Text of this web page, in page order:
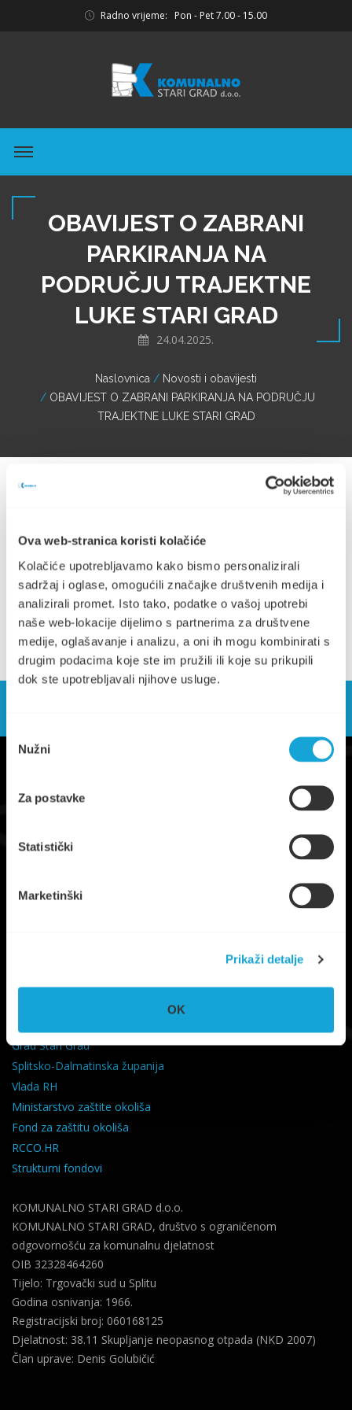
Ova web-stranica koristi kolačiće
Kolačiće upotrebljavamo kako bismo personalizirali
sadržaj i oglase, omogućili značajke društvenih medija i
analizirali promet. Isto tako, podatke o vašoj upotrebi
naše web-lokacije dijelimo s partnerima za društvene
medije, oglašavanje i analizu, a oni ih mogu kombinirati s
drugim podacima koje ste im pružili ili koje su prikupili
dok ste upotrebljavali njihove usluge.
pristanka
Nužni
Za postavke
Statistički
Marketinški
Prikaži detalje
OK
Radno vrijeme: Pon - Pet 7.00 - 15.00
OBAVIJEST O ZABRANI
PARKIRANJA NA
PODRUČJU TRAJEKTNE
LUKE STARI GRAD
24.04.2025.
Naslovnica
Novosti i obavijesti
OBAVIJEST O ZABRANI PARKIRANJA NA PODRUČJU
TRAJEKTNE LUKE STARI GRAD
TRAJEKTNE LUKE STARI GRAD (176.63 KB)
Trg Ploča 7, Stari Grad, otok Hvar
Grad Stari Grad
Splitsko-Dalmatinska županija
Vlada RH
Ministarstvo zaštite okoliša
Fond za zaštitu okoliša
RCCO.HR
Strukturni fondovi
KOMUNALNO STARI GRAD d.o.o.
KOMUNALNO STARI GRAD, društvo s ograničenom
odgovornošću za komunalnu djelatnost
OIB 32328464260
Tijelo: Trgovački sud u Splitu
Godina osnivanja: 1966.
Registracijski broj: 060168125
Djelatnost: 38.11 Skupljanje neopasnog otpada (NKD 2007)
Član uprave: Denis Golubičić